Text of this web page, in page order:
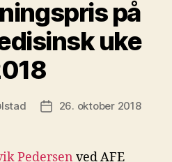
på
uke
Publiseringsdato
26. oktober 2018
Pedersen ved AFE